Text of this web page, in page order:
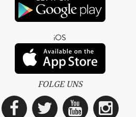
iOS
FOLGE UNS
Facebook
Twitter